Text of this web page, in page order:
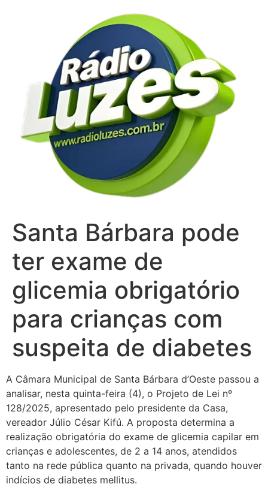
Santa Bárbara pode
ter exame de
glicemia obrigatório
para crianças com
suspeita de diabetes
A Câmara Municipal de Santa Bárbara d’Oeste passou a
analisar, nesta quinta-feira (4), o Projeto de Lei nº
128/2025, apresentado pelo presidente da Casa,
vereador Júlio César Kifú. A proposta determina a
realização obrigatória do exame de glicemia capilar em
crianças e adolescentes, de 2 a 14 anos, atendidos
tanto na rede pública quanto na privada, quando houver
indícios de diabetes mellitus.